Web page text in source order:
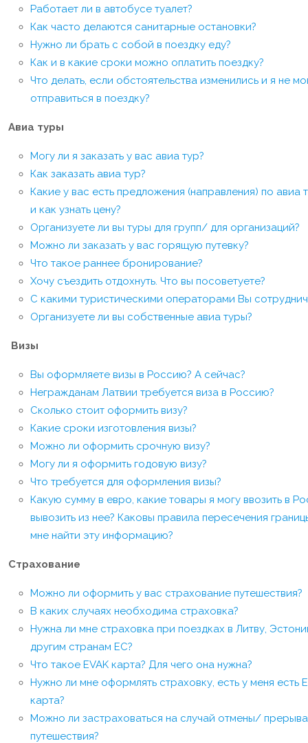
Работает ли в автобусе туалет?
Как часто делаются санитарные остановки?
Нужно ли брать с собой в поездку еду?
Как и в какие сроки можно оплатить поездку?
Что делать, если обстоятельства изменились и я не
отправиться в поездку?
Авиа туры
Могу ли я заказать у вас авиа тур?
Как заказать авиа тур?
Какие у вас есть предложения (направления) по авиа
и как узнать цену?
Организуете ли вы туры для групп/ для организаций?
Можно ли заказать у вас горящую путевку?
Что такое раннее бронирование?
Хочу съездить отдохнуть. Что вы посоветуете?
С какими туристическими операторами Вы
Организуете ли вы собственные авиа туры?
Визы
Вы оформляете визы в Россию? А сейчас?
Негражданам Латвии требуется виза в Россию?
Сколько стоит оформить визу?
Какие сроки изготовления визы?
Можно ли оформить срочную визу?
Могу ли я оформить годовую визу?
Что требуется для оформления визы?
Какую сумму в евро, какие товары я могу ввозить в
вывозить из нее? Каковы правила пересечения
мне найти эту информацию?
Страхование
Можно ли оформить у вас страхование путешествия?
В каких случаях необходима страховка?
Нужна ли мне страховка при поездках в Литву,
другим странам ЕС?
Что такое EVAK карта? Для чего она нужна?
Нужно ли мне оформлять страховку, есть у меня есть
карта?
Можно ли застраховаться на случай отмены/
путешествия?